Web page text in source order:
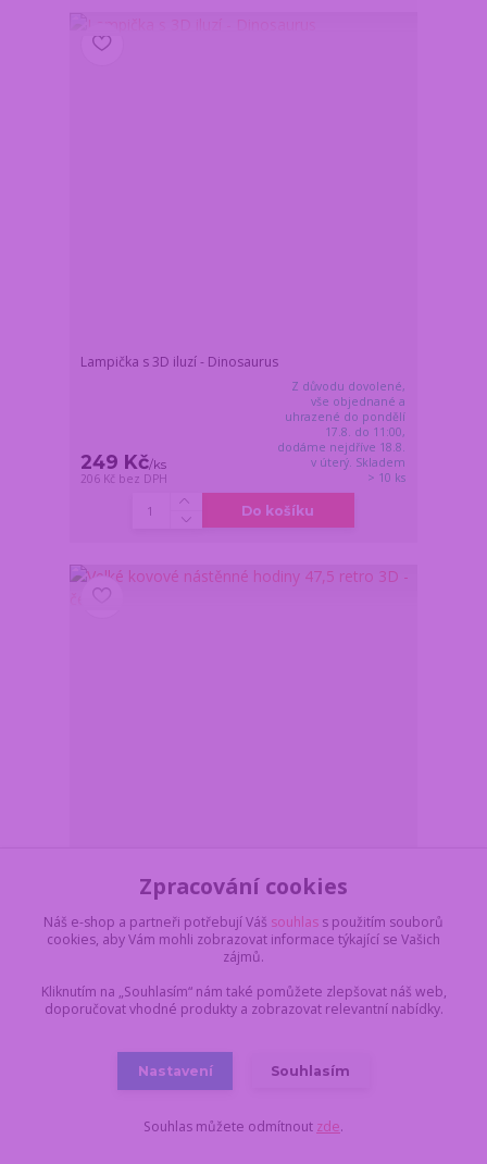
Lampička s 3D iluzí - Dinosaurus
249 Kč/ks
206 Kč bez DPH
Z důvodu dovolené,
vše objednané a
uhrazené do pondělí
17.8. do 11:00,
dodáme nejdříve 18.8.
v úterý. Skladem
> 10 ks
Do košíku
Velké kovové nástěnné hodiny 47,5 retro 3D - černé
449 Kč ks
371 Kčbez DPH
Z důvodu dovolené,
17.8. do 11:00,
dodáme nejdříve 18.8.
v úterý. Skladem 4 ks
Zpracování cookies
Náš e-shop a partneři potřebují Váš souhlas s použitím souborů
cookies, aby Vám mohli zobrazovat informace týkající se Vašich
zájmů.
Kliknutím na „Souhlasím“ nám také pomůžete zlepšovat náš web,
doporučovat vhodné produkty a zobrazovat relevantní nabídky.
Nastavení Souhlasím
Souhlas můžete odmítnout zde.